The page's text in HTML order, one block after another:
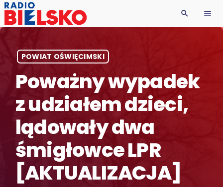
search menu
POWIAT OŚWIĘCIMSKI
Poważny wypadek
z udziałem dzieci,
lądowały dwa
śmigłowce LPR
[AKTUALIZACJA]